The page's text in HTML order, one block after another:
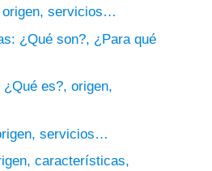
origen, servicios…
¿Qué son?, ¿Para qué
es?, origen,
servicios…
características,